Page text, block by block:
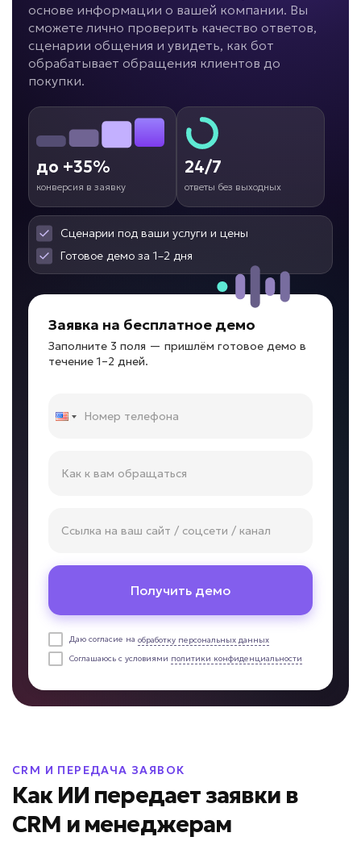
ИИ для франшиз и
филиалов
Задача: Поддержка партнеров
• До -50% нагрузки на управляющую
компанию
• До +30% скорости запуска новых точек
Подробней
от 99 000 ₽ под ключ
Высокая нагрузка на техспециалистов?
поддержки
автоматически
Срок реализации от 7 дней
от 69 000 ₽ под ключ
Негативные отзывы остаются без ответа?
Задача: Анализирует отзывы,
определяет тональность, предлагает
ответы, уведомляет о негативе,
формирует отчеты по проблемам
клиентов
основе информации о вашей компании. Вы
сможете лично проверить качество ответов,
сценарии общения и увидеть, как бот
обрабатывает обращения клиентов до
покупки.
до +35%
конверсия в заявку
24/7
ответы без выходных
Сценарии под ваши услуги и цены
Готовое демо за 1–2 дня
Заявка на бесплатное демо
Заполните 3 поля — пришлём готовое демо в
течение 1–2 дней.
Получить демо
Даю согласие на обработку персональных данных
Соглашаюсь с условиями политики конфиденциальности
CRM И ПЕРЕДАЧА ЗАЯВОК
Как ИИ передает заявки в
CRM и менеджерам